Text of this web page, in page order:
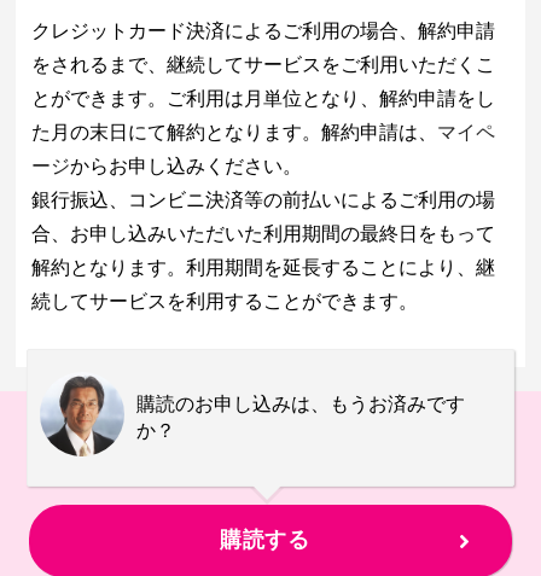
クレジットカード決済によるご利用の場合、解約申請
をされるまで、継続してサービスをご利用いただくこ
とができます。ご利用は月単位となり、解約申請をし
た月の末日にて解約となります。解約申請は、 マイペ
ージからお申し込みください。
銀行振込、コンビニ決済等の前払いによるご利用の場
合、お申し込みいただいた利用期間の最終日をもって
解約となります。利用期間を延長することにより、継
続してサービスを利用することができます。
購読のお申し込みは、もうお済みです
か？
購読する